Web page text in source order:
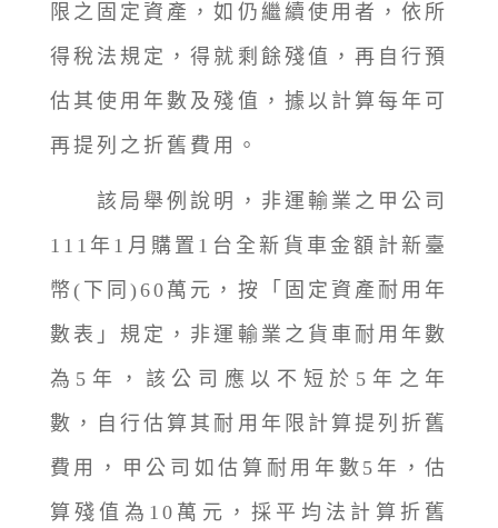
限之固定資產，如仍繼續使用者，依所
得稅法規定，得就剩餘殘值，再自行預
估其使用年數及殘值，據以計算每年可
再提列之折舊費用。
該局舉例說明，非運輸業之甲公司
111年1月購置1台全新貨車金額計新臺
幣(下同)60萬元，按「固定資產耐用年
數表」規定，非運輸業之貨車耐用年數
為5年，該公司應以不短於5年之年
數，自行估算其耐用年限計算提列折舊
費用，甲公司如估算耐用年數5年，估
算殘值為10萬元，採平均法計算折舊